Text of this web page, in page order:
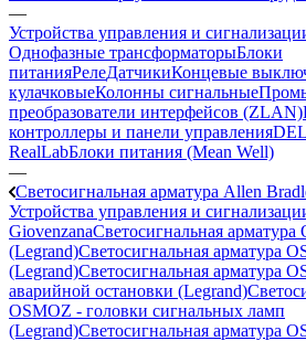
—
Устройства управления и
Однофазные трансформаторыБлоки
питанияРелеДатчикиКонцевые
кулачковыеКолонны сигнальные
преобразователи интерфейсов (ZLAN)
контроллеры и панели управления
RealLabБлоки питания (Mean Well)
—
Светосигнальная арматура Allen
Устройства управления и
GiovenzanaСветосигнальная
(Legrand)Светосигнальная арматура
(Legrand)Светосигнальная арматура
аварийной остановки (Legrand)
OSMOZ - головки сигнальных ламп
(Legrand)Светосигнальная арматура